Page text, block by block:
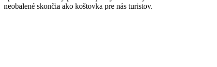
neobalené skončia ako koštovka pre nás turistov.